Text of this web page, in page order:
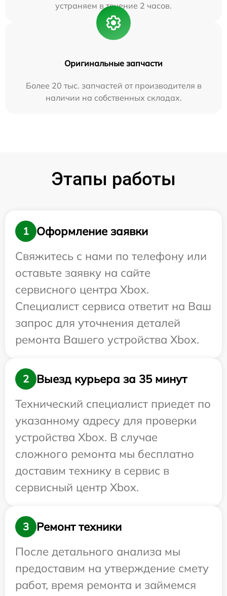
устраняем в течение 2 часов.
Оригинальные запчасти
Более 20 тыс. запчастей от производителя в
наличии на собственных складах.
Этапы работы
1
Оформление заявки
Свяжитесь с нами по телефону или
оставьте заявку на сайте
сервисного центра Xbox.
Специалист сервиса ответит на Ваш
запрос для уточнения деталей
ремонта Вашего устройства Xbox.
2
Выезд курьера за 35 минут
Технический специалист приедет по
указанному адресу для проверки
устройства Xbox. В случае
сложного ремонта мы бесплатно
доставим технику в сервис в
сервисный центр Xbox.
3
Ремонт техники
После детального анализа мы
предоставим на утверждение смету
работ, время ремонта и займемся